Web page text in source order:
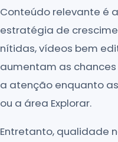
Conteúdo relevante é
estratégia de
nítidas, vídeos bem
aumentam as
a atenção enquanto
ou a área Explorar.
Entretanto, qualidade